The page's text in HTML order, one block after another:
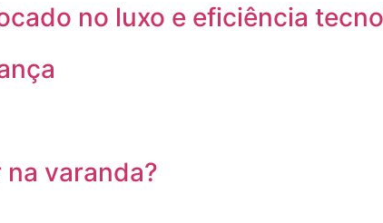
no luxo e eficiência
varanda?